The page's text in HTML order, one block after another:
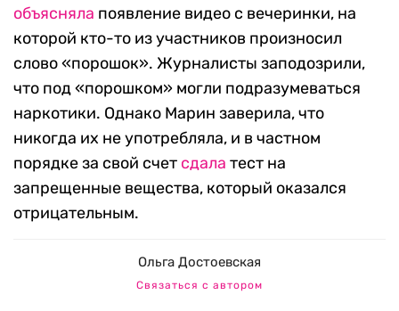
объясняла появление видео с вечеринки, на
которой кто-то из участников произносил
слово «порошок». Журналисты заподозрили,
что под «порошком» могли подразумеваться
наркотики. Однако Марин заверила, что
никогда их не употребляла, и в частном
порядке за свой счет сдала тест на
запрещенные вещества, который оказался
отрицательным.
Ольга Достоевская
Связаться с автором